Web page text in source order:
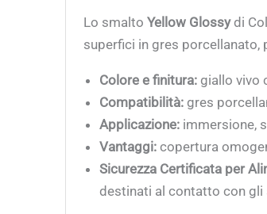
Lo smaltoYellow Glossydi
superfici in gres porcellanato,
Colore e finitura: giallo vivo
Compatibilità: gres
Applicazione: immersione,
Vantaggi: copertura
Sicurezza Certificata per
destinati al contatto con gli